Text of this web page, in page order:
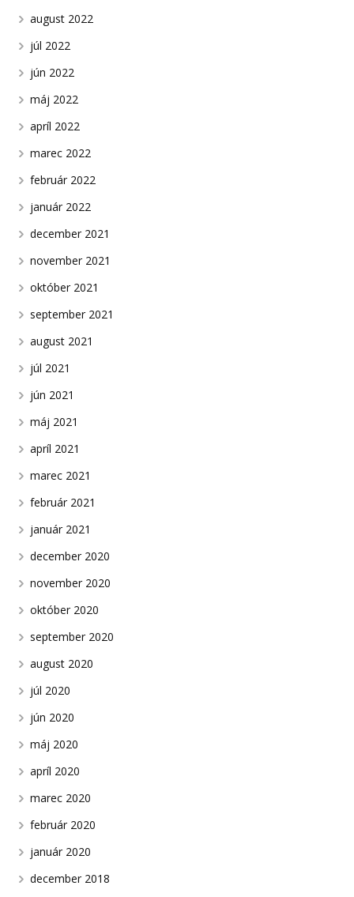
august 2022
júl 2022
jún 2022
máj 2022
apríl 2022
marec 2022
február 2022
január 2022
december 2021
november 2021
október 2021
september 2021
august 2021
júl 2021
jún 2021
máj 2021
apríl 2021
marec 2021
február 2021
január 2021
december 2020
november 2020
október 2020
september 2020
august 2020
júl 2020
jún 2020
máj 2020
apríl 2020
marec 2020
február 2020
január 2020
december 2018